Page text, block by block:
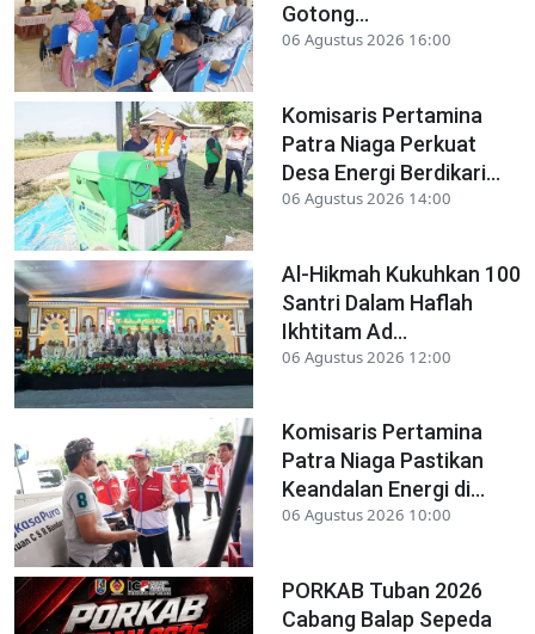
Gotong...
06 Agustus 2026 16:00
Komisaris Pertamina
Patra Niaga Perkuat
Desa Energi Berdikari...
06 Agustus 2026 14:00
Al-Hikmah Kukuhkan 100
Santri Dalam Haflah
Ikhtitam Ad...
06 Agustus 2026 12:00
Komisaris Pertamina
Patra Niaga Pastikan
Keandalan Energi di...
06 Agustus 2026 10:00
PORKAB Tuban 2026
Cabang Balap Sepeda